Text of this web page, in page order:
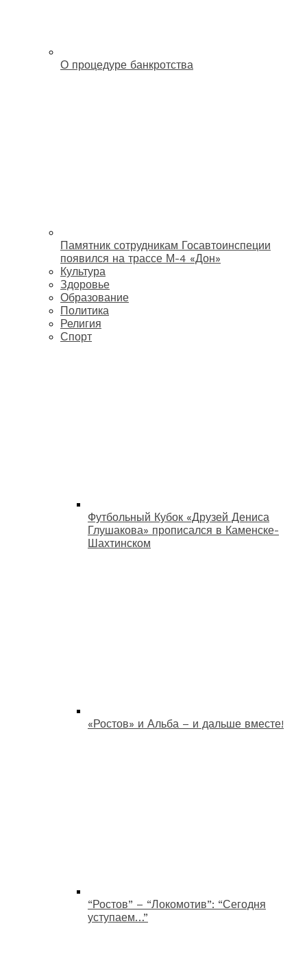
О процедуре банкротства
Памятник сотрудникам Госавтоинспеции
появился на трассе М-4 «Дон»
Культура
Здоровье
Образование
Политика
Религия
Спорт
Футбольный Кубок «Друзей Дениса
Глушакова» прописался в Каменске-
Шахтинском
«Ростов» и Альба – и дальше вместе!
“Ростов” – “Локомотив”: “Сегодня
уступаем…”